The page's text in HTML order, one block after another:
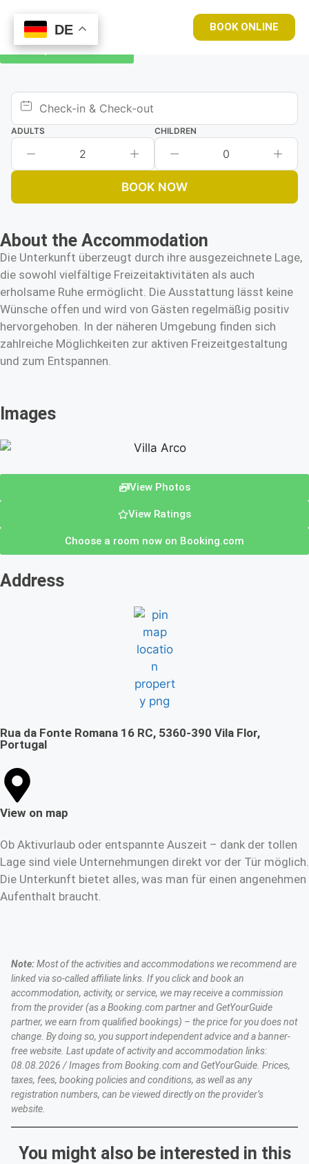
BOOK ONLINE
Book your room now
ADULTS
2
CHILDREN
0
BOOK NOW
About the Accommodation
Die Unterkunft überzeugt durch ihre ausgezeichnete Lage,
die sowohl vielfältige Freizeitaktivitäten als auch
erholsame Ruhe ermöglicht. Die Ausstattung lässt keine
Wünsche offen und wird von Gästen regelmäßig positiv
hervorgehoben. In der näheren Umgebung finden sich
zahlreiche Möglichkeiten zur aktiven Freizeitgestaltung
und zum Entspannen.
Images
View Photos
View Ratings
Choose a room now on Booking.com
Address
Rua da Fonte Romana 16 RC, 5360-390 Vila Flor,
Portugal
View on map
Ob Aktivurlaub oder entspannte Auszeit – dank der tollen
Lage sind viele Unternehmungen direkt vor der Tür möglich.
Die Unterkunft bietet alles, was man für einen angenehmen
Aufenthalt braucht.
Note:Most of the activities and accommodations we recommend are
linked via so-called affiliate links. If you click and book an
accommodation, activity, or service, we may receive a commission
from the provider (as a Booking.com partner and GetYourGuide
partner, we earn from qualified bookings) – the price for you does not
change. By doing so, you support independent advice and a banner-
free website. Last update of activity and accommodation links:
08.08.2026 / Images from Booking.com and GetYourGuide. Prices,
taxes, fees, booking policies and conditions, as well as any
registration numbers, can be viewed directly on the provider’s
website.
You might also be interested in this
DE
DE